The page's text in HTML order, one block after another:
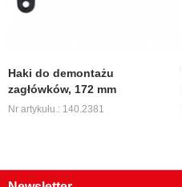
Haki do demontażu
zagłówków, 172 mm
Nr artykułu.: 140.2381